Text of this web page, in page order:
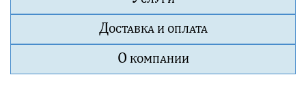
ДОСТАВКА И ОПЛАТА
О КОМПАНИИ